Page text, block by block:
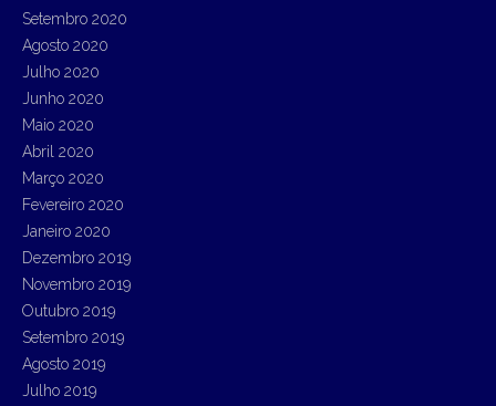
Setembro 2020
Agosto 2020
Julho 2020
Junho 2020
Maio 2020
Abril 2020
Março 2020
Fevereiro 2020
Janeiro 2020
Dezembro 2019
Novembro 2019
Outubro 2019
Setembro 2019
Agosto 2019
Julho 2019